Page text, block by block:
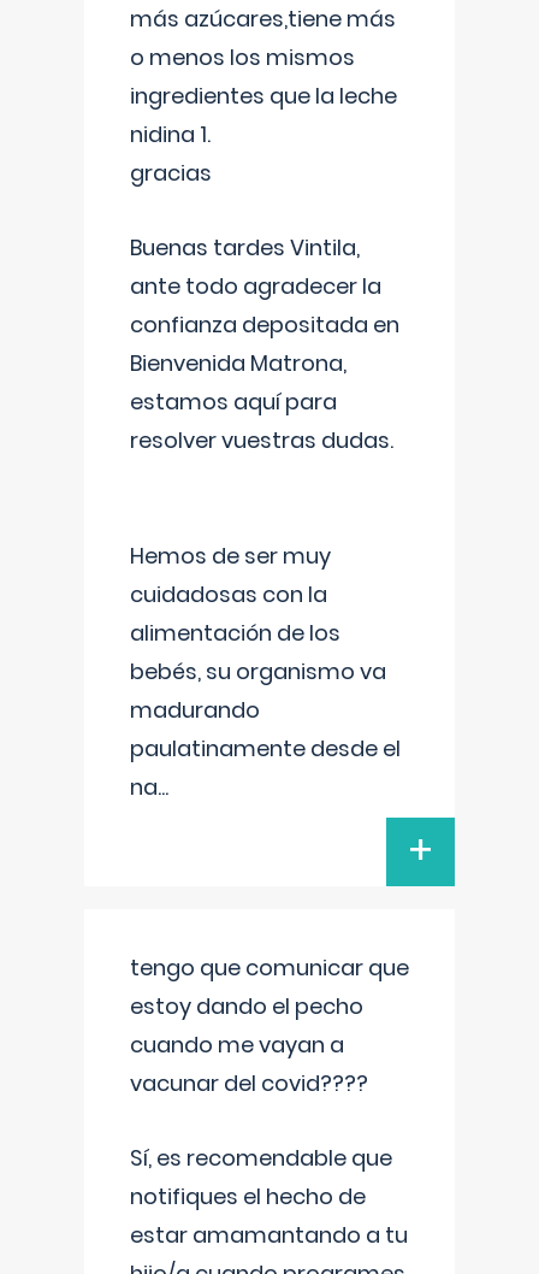
más azúcares,tiene más
o menos los mismos
ingredientes que la leche
nidina 1.
gracias
Buenas tardes Vintila,
ante todo agradecer la
confianza depositada en
Bienvenida Matrona,
estamos aquí para
resolver vuestras dudas.
Hemos de ser muy
cuidadosas con la
alimentación de los
bebés, su organismo va
madurando
paulatinamente desde el
na...
+
tengo que comunicar que
estoy dando el pecho
cuando me vayan a
vacunar del covid????
Sí, es recomendable que
notifiques el hecho de
estar amamantando a tu